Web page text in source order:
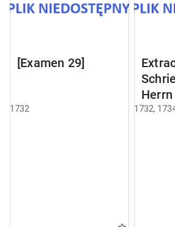
[Examen 29]
1732
Herrn
1732,